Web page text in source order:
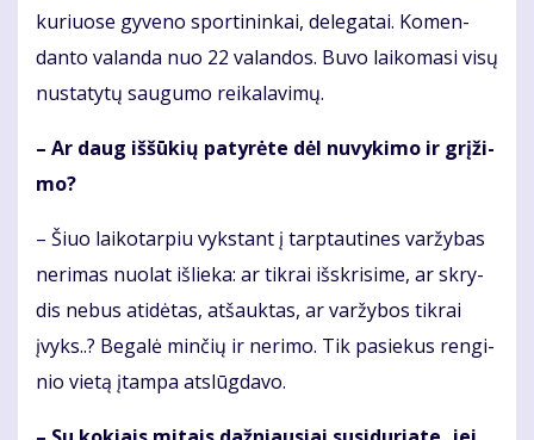
ku­riuo­se gy­ve­no spor­ti­nin­kai, de­le­ga­tai. Ko­men­
dan­to va­lan­da nuo 22 va­lan­dos. Bu­vo lai­ko­ma­si vi­sų
nu­sta­ty­tų sau­gu­mo rei­ka­la­vi­mų.
– Ar daug iš­šū­kių pa­ty­rė­te dėl nu­vy­ki­mo ir grį­ži­
mo?
– Šiuo lai­ko­tar­piu vyks­tant į tarp­tau­ti­nes var­žy­bas
ne­ri­mas nuo­lat iš­lie­ka: ar tik­rai iš­skri­si­me, ar skry­
dis ne­bus ati­dė­tas, at­šauk­tas, ar var­žy­bos tik­rai
įvyks..? Be­ga­lė min­čių ir ne­ri­mo. Tik pa­sie­kus ren­gi­
nio vie­tą įtam­pa at­slūg­da­vo.